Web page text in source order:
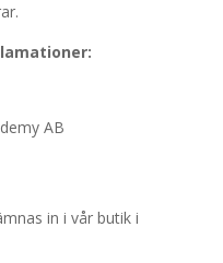
AB
in i vår butik i